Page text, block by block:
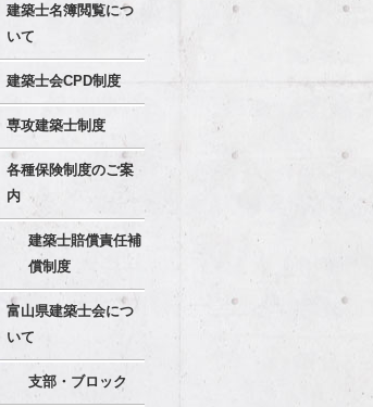
建築士名簿閲覧につ
いて
建築士会CPD制度
専攻建築士制度
各種保険制度のご案
内
建築士賠償責任補
償制度
富山県建築士会につ
いて
支部・ブロック